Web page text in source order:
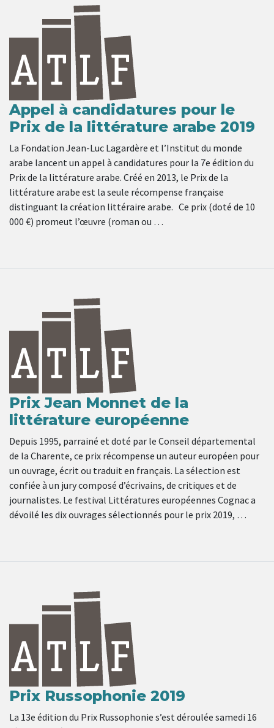
Appel à candidatures pour le
Prix de la littérature arabe 2019
La Fondation Jean-Luc Lagardère et l’Institut du monde
arabe lancent un appel à candidatures pour la 7e édition du
Prix de la littérature arabe. Créé en 2013, le Prix de la
littérature arabe est la seule récompense française
distinguant la création littéraire arabe. Ce prix (doté de 10
000 €) promeut l’œuvre (roman ou …
Prix Jean Monnet de la
littérature européenne
Depuis 1995, parrainé et doté par le Conseil départemental
de la Charente, ce prix récompense un auteur européen pour
un ouvrage, écrit ou traduit en français. La sélection est
confiée à un jury composé d’écrivains, de critiques et de
journalistes. Le festival Littératures européennes Cognac a
dévoilé les dix ouvrages sélectionnés pour le prix 2019, …
Prix Russophonie 2019
La 13e édition du Prix Russophonie s’est déroulée samedi 16